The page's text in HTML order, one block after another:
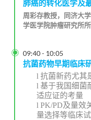
肺癌的转化医学及
周彩存教授，同济大
学医学院肿瘤研究所
09:40- 10:05

抗菌药物早期临床
l 抗菌新药尤其
l 基于我国细菌
适应证的考量
l PK/PD及量效
量选择等临床